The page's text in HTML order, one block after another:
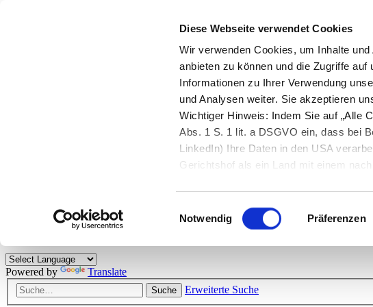
Diese Webseite verwendet Cookies
Wir verwenden Cookies, um Inhalte
anbieten zu können und die Zugriffe
Informationen zu Ihrer Verwendung
und Analysen weiter. Sie akzeptieren
Wichtiger Hinweis: Indem Sie auf „Alle
Abs. 1 S. 1 lit. a DSGVO ein, dass bei
LinkedIn) Ihre Daten in den USA
Gerichtshof als ein Land mit einem
Einwilligungsauswahl
Notwendig Präferenzen
Herzlich willkommen!
Kunden viele nützliche Hilfestellungen und interessante Tipps und Tricks. Stellen
Powered by Translate
Suche Erweiterte Suche